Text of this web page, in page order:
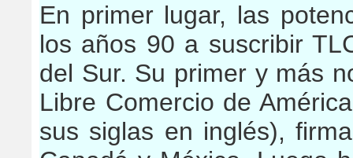
En primer lugar, las
los años 90 a suscribir
del Sur. Su primer y más
Libre Comercio de
sus siglas en inglés),